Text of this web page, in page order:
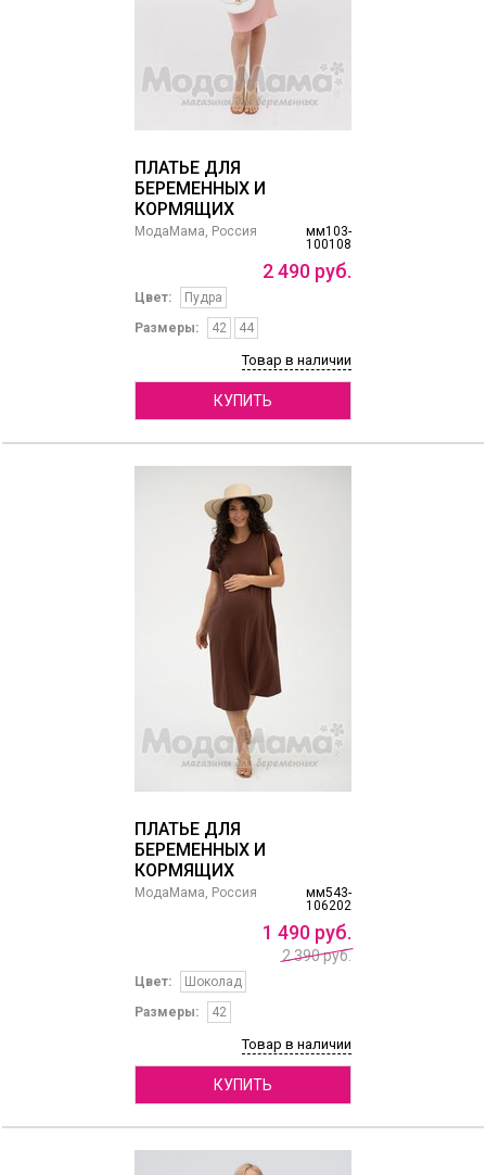
ПЛАТЬЕ ДЛЯ
БЕРЕМЕННЫХ И
КОРМЯЩИХ
мм103-
100108
МодаМама, Россия
2490 руб.
Цвет:
Пудра
Размеры:
42 44
Товар в наличии
КУПИТЬ
ПЛАТЬЕ ДЛЯ
БЕРЕМЕННЫХ И
КОРМЯЩИХ
мм543-
106202
МодаМама, Россия
1 490 руб.
2 390 руб.
Цвет:
Шоколад
Размеры:
42
Товар в наличии
КУПИТЬ